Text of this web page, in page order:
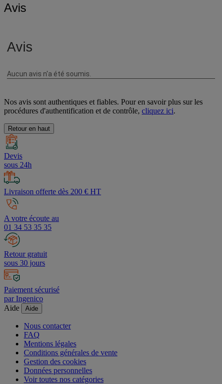
Avis
Nos avis sont authentiques et fiables. Pour en savoir plus sur les
procédures d'authentification et de contrôle, cliquez ici.
Retour en haut
Devis
sous 24h
Livraison offerte dès 200 € HT
A votre écoute au
01 34 53 35 35
Retour gratuit
sous 30 jours
Paiement sécurisé
par Ingenico
Aide
Aide
Nous contacter
FAQ
Mentions légales
Conditions générales de vente
Gestion des cookies
Données personnelles
Voir toutes nos catégories